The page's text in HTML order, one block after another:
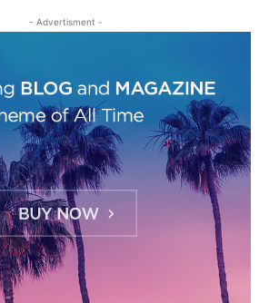
- Advertisment -